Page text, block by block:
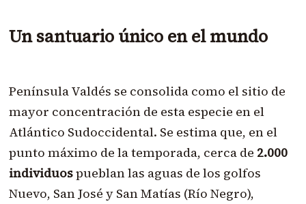
Un santuario único en el mundo
Península Valdés se consolida como el sitio de
mayor concentración de esta especie en el
Atlántico Sudoccidental. Se estima que, en el
punto máximo de la temporada, cerca de 2.000
individuospueblan las aguas de los golfos
Nuevo, San José y San Matías (Río Negro),